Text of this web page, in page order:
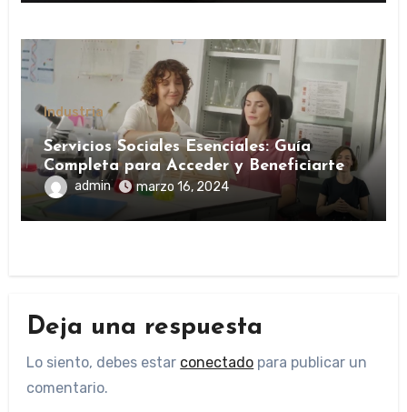
Industria
Servicios Sociales Esenciales: Guía
Completa para Acceder y Beneficiarte
admin marzo 16, 2024
Deja una respuesta
Lo siento, debes estar conectado para publicar un
comentario.